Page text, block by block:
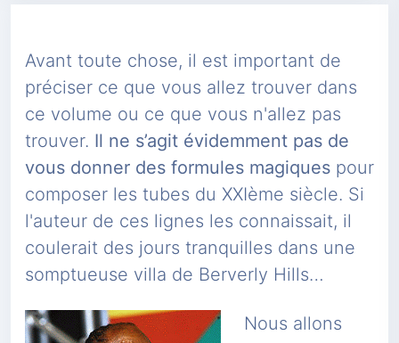
Avant toute chose, il est important de
préciser ce que vous allez trouver dans
ce volume ou ce que vous n'allez pas
trouver. Il ne s’agit évidemment pas de
vous donner des formules magiques pour
composer les tubes du XXIème siècle. Si
l'auteur de ces lignes les connaissait, il
coulerait des jours tranquilles dans une
somptueuse villa de Berverly Hills…
Nous allons